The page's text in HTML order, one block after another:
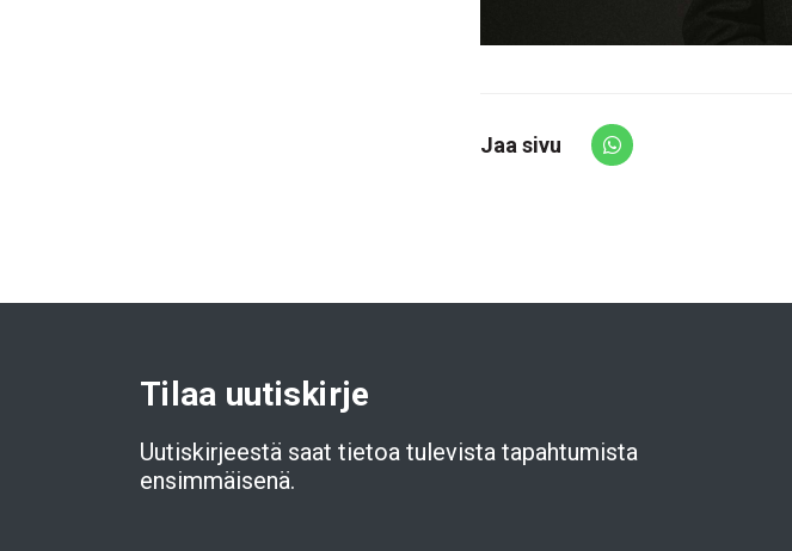
Jaa sivu
Share via Whatsapp
Tilaa uutiskirje
Uutiskirjeestä saat tietoa tulevista tapahtumista
ensimmäisenä.